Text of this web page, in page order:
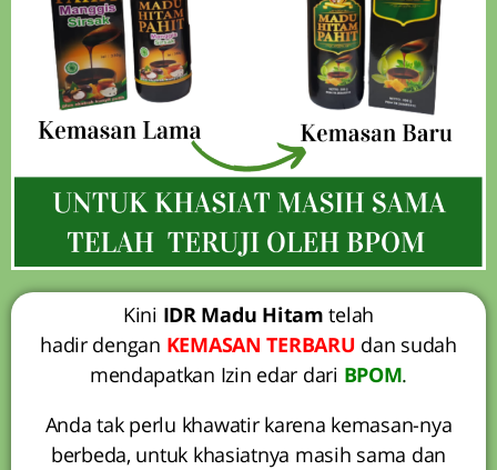
Kini IDR Madu Hitam telah
hadir dengan KEMASAN TERBARU dan sudah
mendapatkan Izin edar dari BPOM.
Anda tak perlu khawatir karena kemasan-nya
berbeda, untuk khasiatnya masih sama dan